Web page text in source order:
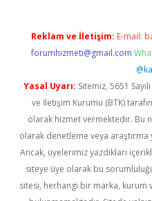
Reklam ve İletişim: E-mail:
forumhizmeti@gmail.com
Yasal Uyarı: Sitemiz, 5651
ve İletişim Kurumu (BTK)
olarak hizmet vermektedir. Bu
olarak denetleme veya
Ancak, üyelerimiz yazdıkları
siteye üye olarak bu
sitesi, herhangi bir marka, kurum